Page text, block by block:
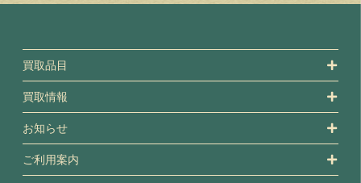
買取品目
買取情報
お知らせ
ご利用案内